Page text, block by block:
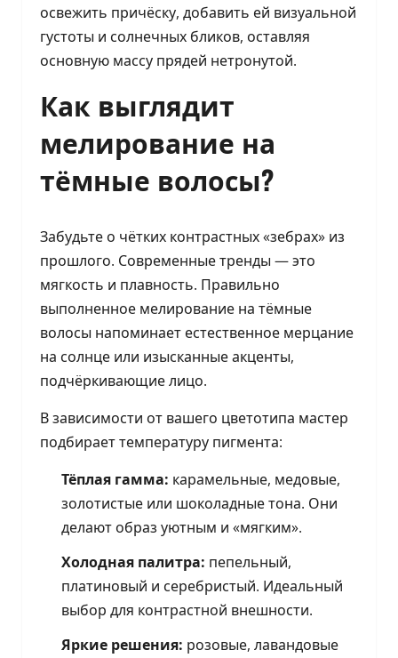
освежить причёску, добавить ей визуальной
густоты и солнечных бликов, оставляя
основную массу прядей нетронутой.
Как выглядит
мелирование на
тёмные волосы?
Забудьте о чётких контрастных «зебрах» из
прошлого. Современные тренды — это
мягкость и плавность. Правильно
выполненное мелирование на тёмные
волосы напоминает естественное мерцание
на солнце или изысканные акценты,
подчёркивающие лицо.
В зависимости от вашего цветотипа мастер
подбирает температуру пигмента:
Тёплая гамма: карамельные, медовые,
золотистые или шоколадные тона. Они
делают образ уютным и «мягким».
Холодная палитра: пепельный,
платиновый и серебристый. Идеальный
выбор для контрастной внешности.
Яркие решения: розовые, лавандовые